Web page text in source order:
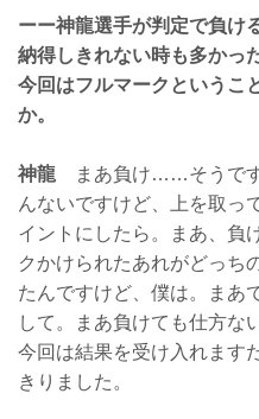
ーー神龍選手が判定で負け
納得しきれない時も多かっ
今回はフルマークというこ
か。
神龍 まあ負け……そうです
んないですけど、上を取っ
イントにしたら。まあ、負
クかけられたあれがどっち
たんですけど、僕は。まあ
して。まあ負けても仕方な
今回は結果を受け入れます
きりました。